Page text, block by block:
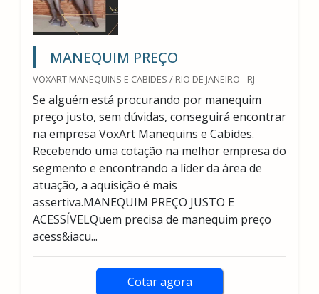
MANEQUIM PREÇO
VOXART MANEQUINS E CABIDES / RIO DE JANEIRO - RJ
Se alguém está procurando por manequim
preço justo, sem dúvidas, conseguirá encontrar
na empresa VoxArt Manequins e Cabides.
Recebendo uma cotação na melhor empresa do
segmento e encontrando a líder da área de
atuação, a aquisição é mais
assertiva.MANEQUIM PREÇO JUSTO E
ACESSÍVELQuem precisa de manequim preço
acess&iacu...
Cotar agora